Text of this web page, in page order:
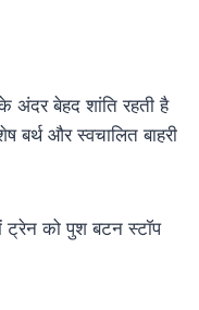
बेहद शांति रहती है
बर्थ और स्वचालित बाहरी
ट्रेन को पुश बटन स्टॉप